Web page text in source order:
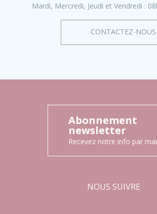
Mardi, Mercredi, Jeudi et Vendredi :
CONTACTEZ-NOUS
Abonnement
newsletter
Recevez notre info par
NOUS SUIVRE